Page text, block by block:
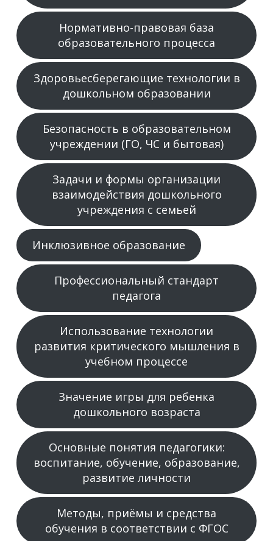
Нормативно-правовая база
образовательного процесса
Здоровьесберегающие технологии в
дошкольном образовании
Безопасность в образовательном
учреждении (ГО, ЧС и бытовая)
Задачи и формы организации
взаимодействия дошкольного
учреждения с семьей
Инклюзивное образование
Профессиональный стандарт
педагога
Использование технологии
развития критического мышления в
учебном процессе
Значение игры для ребенка
дошкольного возраста
Основные понятия педагогики:
воспитание, обучение, образование,
развитие личности
Методы, приёмы и средства
обучения в соответствии с ФГОС